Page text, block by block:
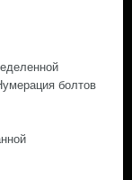
болтов